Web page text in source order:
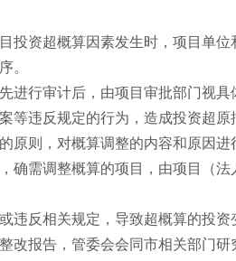
投资超概算因素发生时，项目单
。
进行审计后，由项目审批部门视
违反规定的行为，造成投资超
原则，对概算调整的内容和原因
确需调整概算的项目，由项目（
违反相关规定，导致超概算的投
改报告，管委会会同市相关部门